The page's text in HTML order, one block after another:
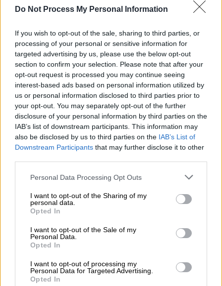
Do Not Process My Personal Information
If you wish to opt-out of the sale, sharing to third parties, or
processing of your personal or sensitive information for
targeted advertising by us, please use the below opt-out
section to confirm your selection. Please note that after your
opt-out request is processed you may continue seeing
interest-based ads based on personal information utilized by
us or personal information disclosed to third parties prior to
your opt-out. You may separately opt-out of the further
disclosure of your personal information by third parties on the
IAB’s list of downstream participants. This information may
also be disclosed by us to third parties on the IAB’s List of
Downstream Participants that may further disclose it to other
Please note that this website/app uses one or more Google
not limited to your visit or usage behaviour. You may click to
grant or deny consent to Google and its third-party tags to
use your data for below specified purposes in below Google
consent section.
Personal Data Processing Opt Outs
I want to opt-out of the Sharing of my
personal data.
Opted In
I want to opt-out of the Sale of my
Personal Data.
Opted In
I want to opt-out of processing my
Personal Data for Targeted Advertising.
Opted In
Market|18.12.2022 10:00
επιτυχία η διαδικασία χρηματοδότησης
των Σκουριών
Στις Σκουριές βρίσκεται ένα παγκοσμίου
κλάσης πορφυριτικό κοίτασμα χρυσού-
του προβλέπεται να έχει ετήσια παραγωγή
κατά μέσο όρο 140.000 ουγγιών χρυσού και